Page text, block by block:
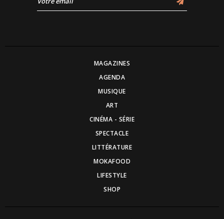
MAGAZINES
AGENDA
MUSIQUE
ART
CINÉMA - SÉRIE
SPECTACLE
LITTÉRATURE
MOKAFOOD
LIFESTYLE
SHOP